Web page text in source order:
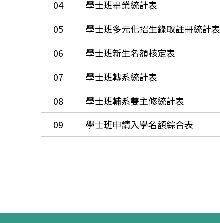
04
學士班畢業統計表
05
學士班多元化招生錄取註冊統計表
06
學士班新生名額核定表
07
學士班轉系統計表
08
學士班輔系雙主修統計表
09
學士班申請入學名額綜合表